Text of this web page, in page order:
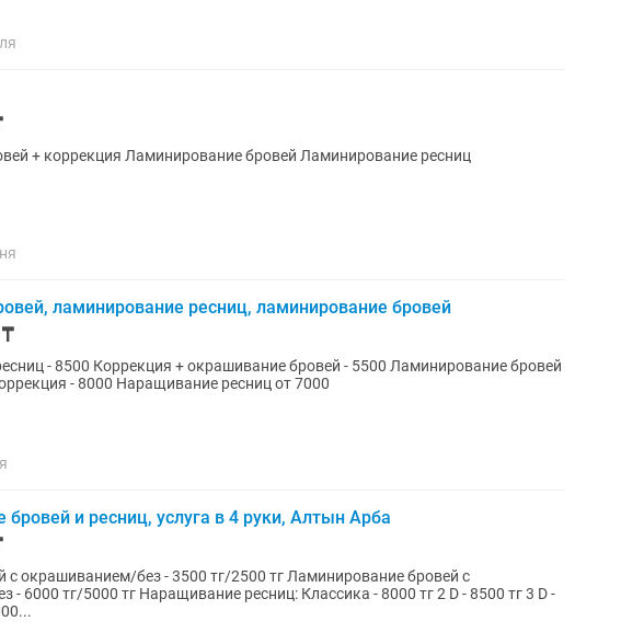
Окрашивание бровей + коррекция Ламинирование бровей Ламинирование ресниц
ламинирование ресниц, ламинирование бровей
- 8500 Коррекция + окрашивание бровей - 5500 Ламинирование бровей
- 8000 Наращивание ресниц от 7000
и ресниц, услуга в 4 руки, Алтын Арба
с окрашиванием/без - 3500 тг/2500 тг Ламинирование бровей с
- 6000 тг/5000 тг Наращивание ресниц: Классика - 8000 тг 2 D - 8500 тг 3 D -